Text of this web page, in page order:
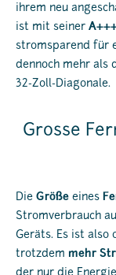
ihrem neu
ist mit seiner
stromsparend für
dennoch mehr als
32-Zoll-Diagonale.
Grosse
Die Größe eines
Stromverbrauch
Geräts. Es ist also
trotzdem mehr